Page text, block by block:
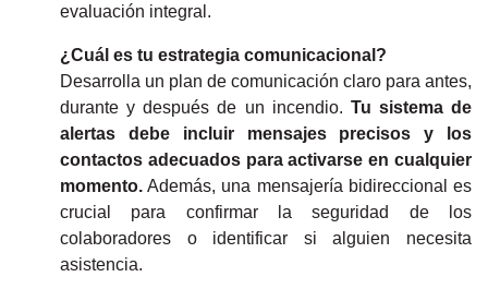
evaluación integral.
¿Cuál es tu estrategia comunicacional?
Desarrolla un plan de comunicación claro para antes,
durante y después de un incendio. Tu sistema de
alertas debe incluir mensajes precisos y los
contactos adecuados para activarse en cualquier
momento. Además, una mensajería bidireccional es
crucial para confirmar la seguridad de los
colaboradores o identificar si alguien necesita
asistencia.